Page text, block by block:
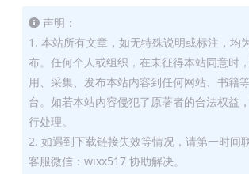
声明：
1. 本站所有文章，如无特殊说明或标注，均
布。任何个人或组织，在未征得本站同意时
用、采集、发布本站内容到任何网站、书籍
台。如若本站内容侵犯了原著者的合法权益
行处理。
2. 如遇到下载链接失效等情况，请第一时间
客服微信：wixx517 协助解决。